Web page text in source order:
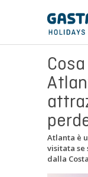
Atlanta è
visitata se
dalla